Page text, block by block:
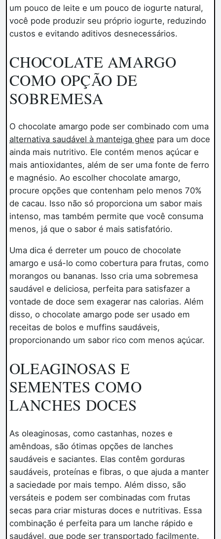
um pouco de leite e um pouco de iogurte natural,
você pode produzir seu próprio iogurte, reduzindo
custos e evitando aditivos desnecessários.
CHOCOLATE AMARGO
COMO OPÇÃO DE
SOBREMESA
O chocolate amargo pode ser combinado com uma
alternativa saudável à manteiga ghee para um doce
ainda mais nutritivo. Ele contém menos açúcar e
mais antioxidantes, além de ser uma fonte de ferro
e magnésio. Ao escolher chocolate amargo,
procure opções que contenham pelo menos 70%
de cacau. Isso não só proporciona um sabor mais
intenso, mas também permite que você consuma
menos, já que o sabor é mais satisfatório.
Uma dica é derreter um pouco de chocolate
amargo e usá-lo como cobertura para frutas, como
morangos ou bananas. Isso cria uma sobremesa
saudável e deliciosa, perfeita para satisfazer a
vontade de doce sem exagerar nas calorias. Além
disso, o chocolate amargo pode ser usado em
receitas de bolos e muffins saudáveis,
proporcionando um sabor rico com menos açúcar.
OLEAGINOSAS E
SEMENTES COMO
LANCHES DOCES
As oleaginosas, como castanhas, nozes e
amêndoas, são ótimas opções de lanches
saudáveis e saciantes. Elas contêm gorduras
saudáveis, proteínas e fibras, o que ajuda a manter
a saciedade por mais tempo. Além disso, são
versáteis e podem ser combinadas com frutas
secas para criar misturas doces e nutritivas. Essa
combinação é perfeita para um lanche rápido e
saudável, que pode ser transportado facilmente.